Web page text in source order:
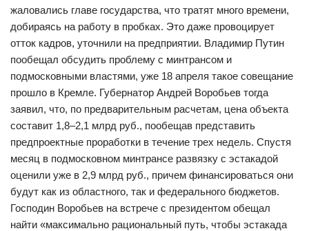
жаловались главе государства, что тратят много времени,
добираясь на работу в пробках. Это даже провоцирует
отток кадров, уточнили на предприятии. Владимир Путин
пообещал обсудить проблему с минтрансом и
подмосковными властями, уже 18 апреля такое совещание
прошло в Кремле. Губернатор Андрей Воробьев тогда
заявил, что, по предварительным расчетам, цена объекта
составит 1,8–2,1 млрд руб., пообещав представить
предпроектные проработки в течение трех недель. Спустя
месяц в подмосковном минтрансе развязку с эстакадой
оценили уже в 2,9 млрд руб., причем финансироваться они
будут как из областного, так и федерального бюджетов.
Господин Воробьев на встрече с президентом обещал
найти «максимально рациональный путь, чтобы эстакада